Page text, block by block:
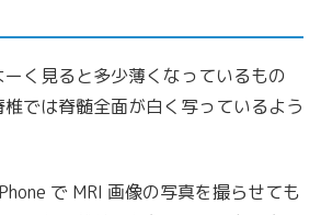
く見ると多少薄くなっているもの
では脊髄全面が白く写っているよう
で MRI 画像の写真を撮らせても